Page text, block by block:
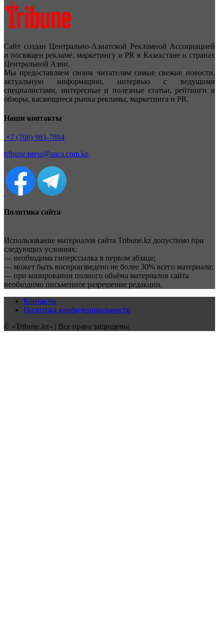
Сайт создан Центрально-Азиатской Рекламной Ассоциацией
и посвящен рекламе, маркетингу и PR в Казахстане и странах
Центральной Азии.
Мы предоставляем своим читателям самые свежие новости,
актуальную информацию, интервью с ведущими
специалистами, интересные и полезные статьи, рейтинги и
обзоры, касающиеся рынка рекламы, маркетинга и PR.
Наши контакты
+7 (708) 983-7884
tribune.press@aaca.com.kz
Политика сайта
Использование материалов сайта Tribune.kz допустимо при
следующих условиях:
— необходима гиперссылка в первом абзаце;
— может быть воспроизведено не более 30% всего материала;
— при копировании полного объёма материалов сайта
необходимо письменное разрешение редакции.
Контакты
Политика конфиденциальности
© «Tribune.kz» | Все права защищены